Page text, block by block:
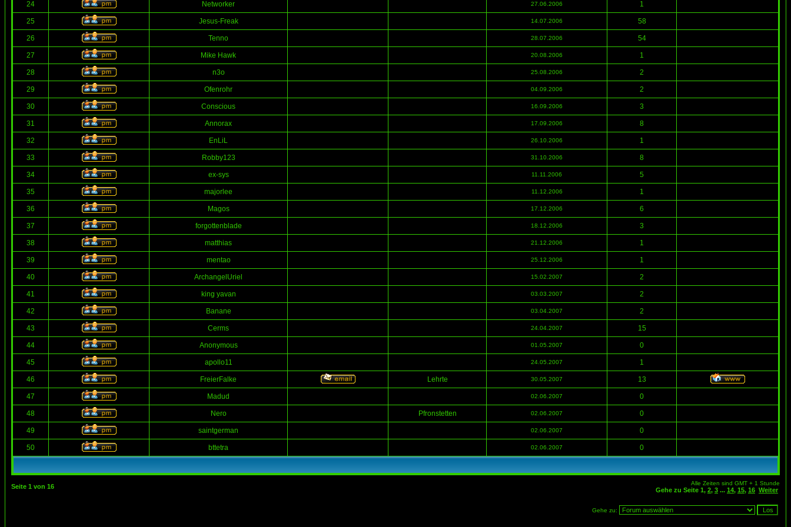
24 Networker 27.06.2006 1
25 Jesus-Freak 14.07.2006 58
26 Tenno 28.07.2006 54
27 Mike Hawk 20.08.2006 1
28 n3o 25.08.2006 2
29 Ofenrohr 04.09.2006 2
30 Conscious 16.09.2006 3
31 Annorax 17.09.2006 8
32 EnLiL 26.10.2006 1
33 Robby123 31.10.2006 8
34 ex-sys 11.11.2006 5
35 majorlee 11.12.2006 1
36 Magos 17.12.2006 6
37 forgottenblade 18.12.2006 3
38 matthias 21.12.2006 1
39 mentao 25.12.2006 1
40 ArchangelUriel 15.02.2007 2
41 king yavan 03.03.2007 2
42 Banane 03.04.2007 2
43 Cerms 24.04.2007 15
44 Anonymous 01.05.2007 0
45 apollo11 24.05.2007 1
46 FreierFalke Lehrte 30.05.2007 13
47 Madud 02.06.2007 0
48 Nero Pfronstetten 02.06.2007 0
49 saintgerman 02.06.2007 0
50 bttetra 02.06.2007 0
Seite 1 von 16 Alle Zeiten sind GMT + 1 Stunde
Gehe zu Seite 1, 2, 3 ... 14, 15, 16 Weiter
Gehe zu: